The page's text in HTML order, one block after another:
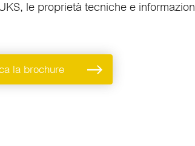
le proprietà tecniche e
la brochure